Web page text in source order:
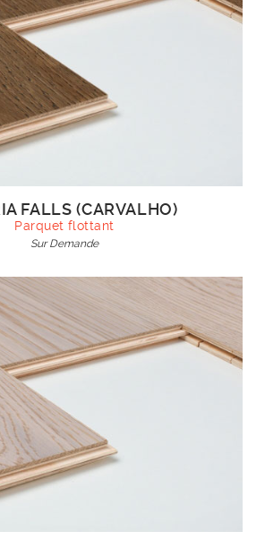
FALLS (CARVALHO)
Parquet flottant
Sur Demande